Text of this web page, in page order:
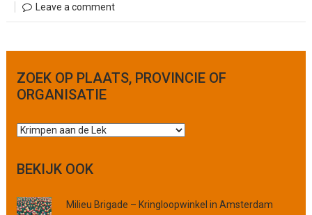
Leave a comment
ZOEK OP PLAATS, PROVINCIE OF
ORGANISATIE
Z
k
p
BEKIJK OOK
Milieu Brigade – Kringloopwinkel in Amsterdam